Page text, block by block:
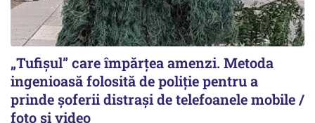
„Tufișul” care împărțea amenzi. Metoda
ingenioasă folosită de poliție pentru a
prinde șoferii distrași de telefoanele mobile /
foto și video